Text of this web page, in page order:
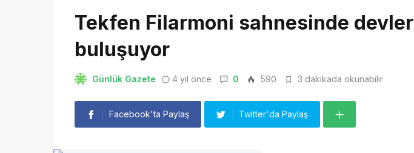
Tekfen Filarmoni sahnesinde devler
buluşuyor
Günlük Gazete 4 yıl önce 0 590 3 dakikada okunabilir
Facebook'ta Paylaş Twitter'da Paylaş